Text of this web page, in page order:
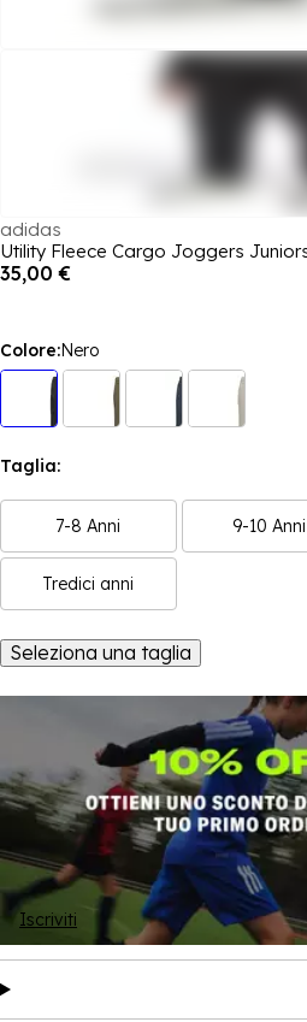
adidas
Utility Fleece Cargo Joggers
35,00 €
Colore:Nero
Taglia:
7-8 Anni 9-10 Anni
Tredici anni
Seleziona una taglia
Iscriviti